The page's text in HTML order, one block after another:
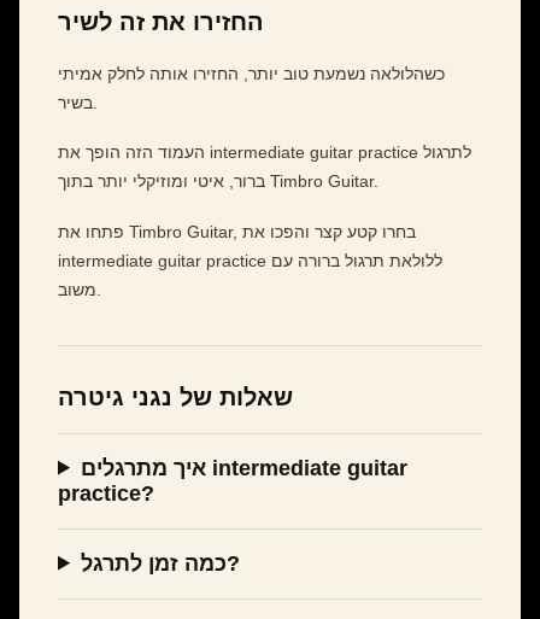
החזירו את זה לשיר
כשהלולאה נשמעת טוב יותר, החזירו אותה לחלק אמיתי
העמוד הזה הופך את intermediate guitar practice לתרגול
ברור, איטי ומוזיקלי יותר בתוך Timbro Guitar.
פתחו את Timbro Guitar, בחרו קטע קצר והפכו את
intermediate guitar practice ללולאת תרגול ברורה עם
שאלות של נגני גיטרה
איך מתרגלים intermediate guitar
practice?
כמה זמן לתרגל?